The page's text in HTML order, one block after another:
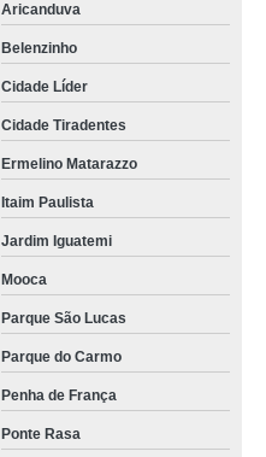
Aricanduva
Belenzinho
Cidade Líder
Cidade Tiradentes
Ermelino Matarazzo
Itaim Paulista
Jardim Iguatemi
Mooca
Parque São Lucas
Parque do Carmo
Penha de França
Ponte Rasa